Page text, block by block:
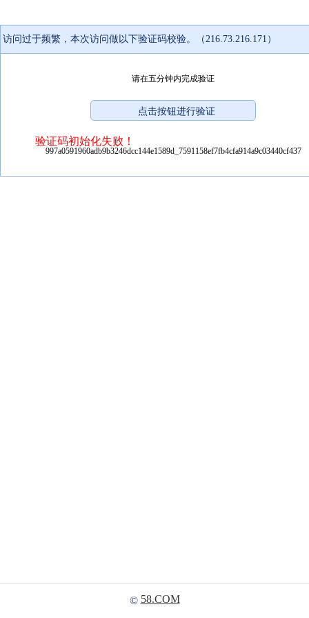
访问过于频繁，本次访问做以下验证码校验。（216.73.216.171）
请在五分钟内完成验证
验证码初始化失败！
997a0591960adb9b3246dcc144e1589d_7591158ef7fb4cfa914a9c03440cf437
© 58.COM